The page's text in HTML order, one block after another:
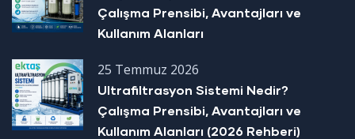
Çalışma Prensibi, Avantajları ve
Kullanım Alanları
25 Temmuz 2026
Ultrafiltrasyon Sistemi Nedir?
Çalışma Prensibi, Avantajları ve
Kullanım Alanları (2026 Rehberi)